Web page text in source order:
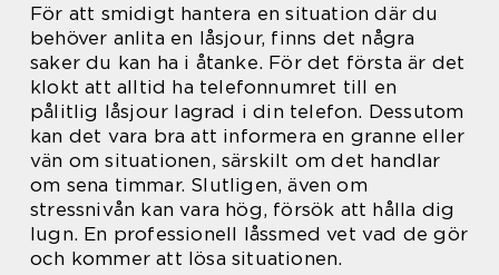
För att smidigt hantera en situation där du
behöver anlita en låsjour, finns det några
saker du kan ha i åtanke. För det första är det
klokt att alltid ha telefonnumret till en
pålitlig låsjour lagrad i din telefon. Dessutom
kan det vara bra att informera en granne eller
vän om situationen, särskilt om det handlar
om sena timmar. Slutligen, även om
stressnivån kan vara hög, försök att hålla dig
lugn. En professionell låssmed vet vad de gör
och kommer att lösa situationen.